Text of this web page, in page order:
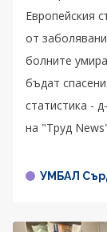
Европейския
от
болните
бъдат
статистика -
на "Труд
УМБАЛ